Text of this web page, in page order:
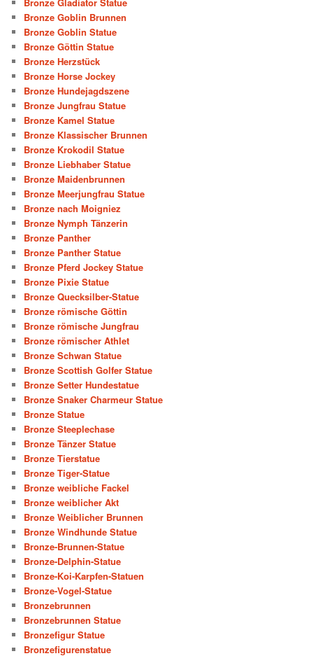
Bronze Goblin Brunnen
Bronze Goblin Statue
Bronze Göttin Statue
Bronze Herzstück
Bronze Horse Jockey
Bronze Hundejagdszene
Bronze Jungfrau Statue
Bronze Kamel Statue
Bronze Klassischer Brunnen
Bronze Krokodil Statue
Bronze Liebhaber Statue
Bronze Maidenbrunnen
Bronze Meerjungfrau Statue
Bronze nach Moigniez
Bronze Nymph Tänzerin
Bronze Panther
Bronze Panther Statue
Bronze Pferd Jockey Statue
Bronze Pixie Statue
Bronze Quecksilber-Statue
Bronze römische Göttin
Bronze römische Jungfrau
Bronze römischer Athlet
Bronze Schwan Statue
Bronze Scottish Golfer Statue
Bronze Setter Hundestatue
Bronze Snaker Charmeur Statue
Bronze Statue
Bronze Steeplechase
Bronze Tänzer Statue
Bronze Tierstatue
Bronze Tiger-Statue
Bronze weibliche Fackel
Bronze weiblicher Akt
Bronze Weiblicher Brunnen
Bronze Windhunde Statue
Bronze-Brunnen-Statue
Bronze-Delphin-Statue
Bronze-Koi-Karpfen-Statuen
Bronze-Vogel-Statue
Bronzebrunnen
Bronzebrunnen Statue
Bronzefigur Statue
Bronzefigurenstatue